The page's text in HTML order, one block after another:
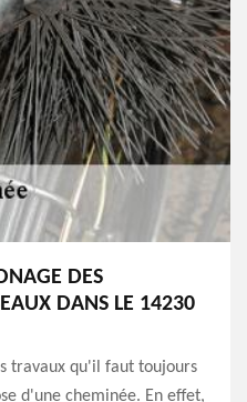
DES
DANS LE 14230
travaux qu'il faut toujours
d'une cheminée. En effet,